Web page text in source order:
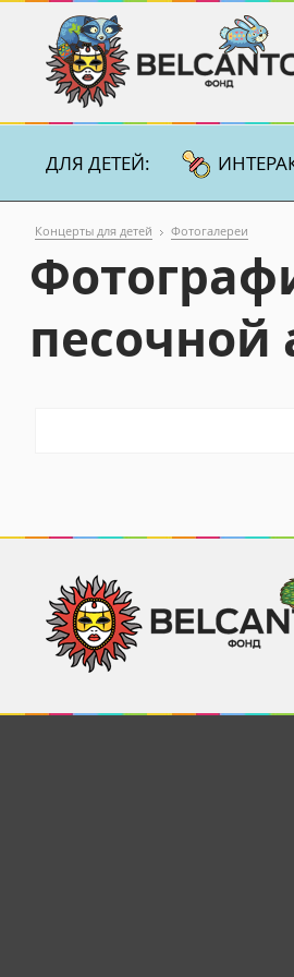
ДЛЯ ДЕТЕЙ:
Концерты для детей Фотогалереи